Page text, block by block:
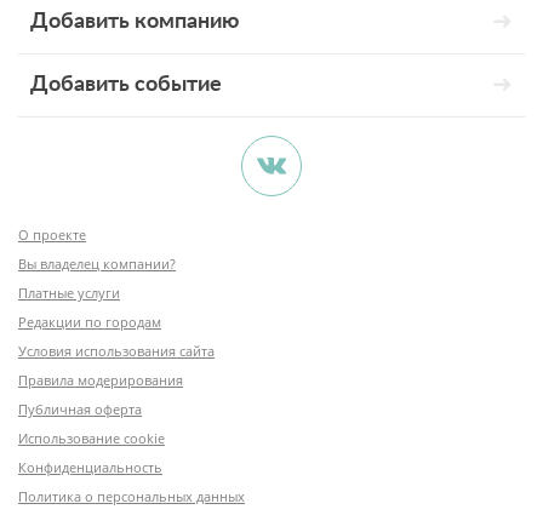
Добавить компанию
Добавить событие
О проекте
Вы владелец компании?
Платные услуги
Редакции по городам
Условия использования сайта
Правила модерирования
Публичная оферта
Использование cookie
Конфиденциальность
Политика о персональных данных